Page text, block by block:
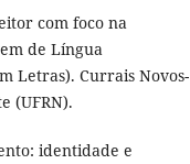
com foco na
de Língua
Letras). Currais Novos-
(UFRN).
identidade e